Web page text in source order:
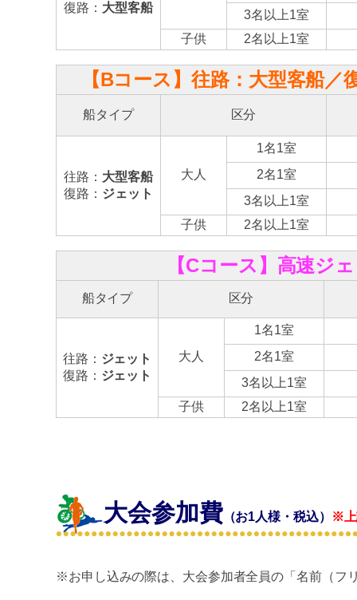
復路： 大型客船
3名以上1室
子供
2名以上1室
【Bコース】往路：大型客船
船タイプ 区分
往路： 大型客船
復路： ジェット
大人
1名1室
2名1室
3名以上1室
子供
2名以上1室
【Cコース】高速
船タイプ 区分
往路： ジェット
復路： ジェット
大人
1名1室
2名1室
3名以上1室
子供
2名以上1室
大会参加費 （お1人様・税込） ※上
※お申し込みの際は、大会参加者全員の「名前（フ